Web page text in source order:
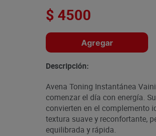
$ 4500
Agregar
Descripción:
Avena Toning Instantánea
comenzar el día con energía.
convierten en el complemento
textura suave y reconfortante,
equilibrada y rápida.